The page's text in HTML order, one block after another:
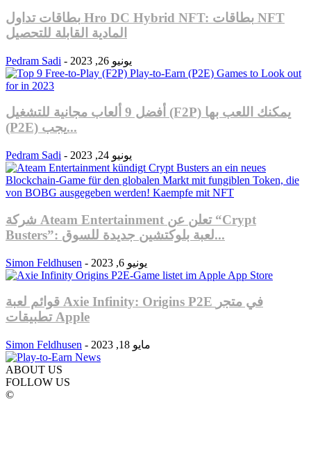
بطاقات تداول Hro DC Hybrid NFT: بطاقات NFT
المادية القابلة للتحصيل
Pedram Sadi - يونيو 26, 2023
أفضل 9 ألعاب مجانية للتشغيل (F2P) يمكنك اللعب بها
(P2E) يجب...
Pedram Sadi - يونيو 24, 2023
شركة Ateam Entertainment تعلن عن “Crypt
Busters”: لعبة بلوكتشين جديدة للسوق...
Simon Feldhusen - يونيو 6, 2023
قوائم لعبة Axie Infinity: Origins P2E في متجر
تطبيقات Apple
Simon Feldhusen - مايو 18, 2023
ABOUT US
FOLLOW US
©